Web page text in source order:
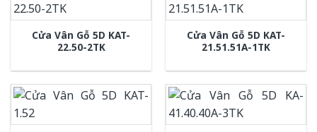
Cửa Vân Gỗ 5D KAT-
22.50-2TK
Cửa Vân Gỗ 5D KAT-
21.51.51A-1TK